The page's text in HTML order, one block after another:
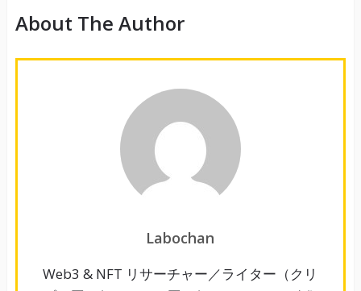
プト歴 7 年、ガチホ歴 3 年） NFTLABO 編集